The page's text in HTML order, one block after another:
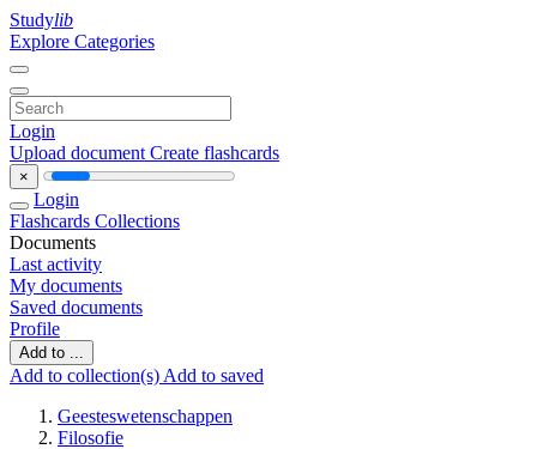
Studylib
Explore Categories
Login
Upload document Create flashcards
×
Login
Flashcards Collections
Documents
Last activity
My documents
Saved documents
Profile
Add to ...
Add to collection(s) Add to saved
Geesteswetenschappen
Filosofie